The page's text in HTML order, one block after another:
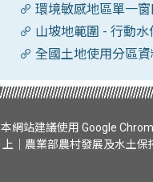
環境敏感地區單一
山坡地範圍 - 行動水
全國土地使用分區
本網站建議使用 Google
上｜農業部農村發展及水土